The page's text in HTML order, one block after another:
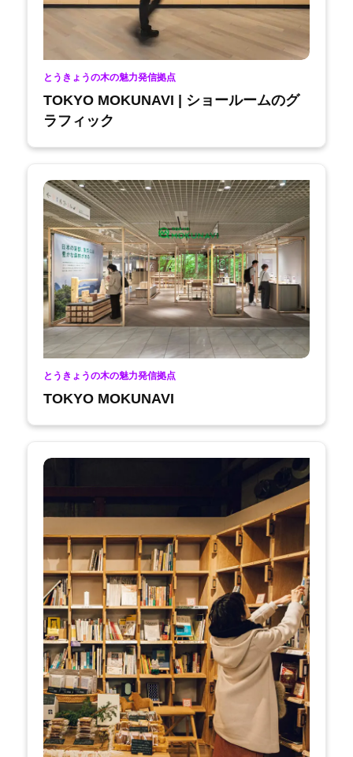
とうきょうの木の魅力発信拠点
TOKYO MOKUNAVI | ショールームのグ
ラフィック
とうきょうの木の魅力発信拠点
TOKYO MOKUNAVI